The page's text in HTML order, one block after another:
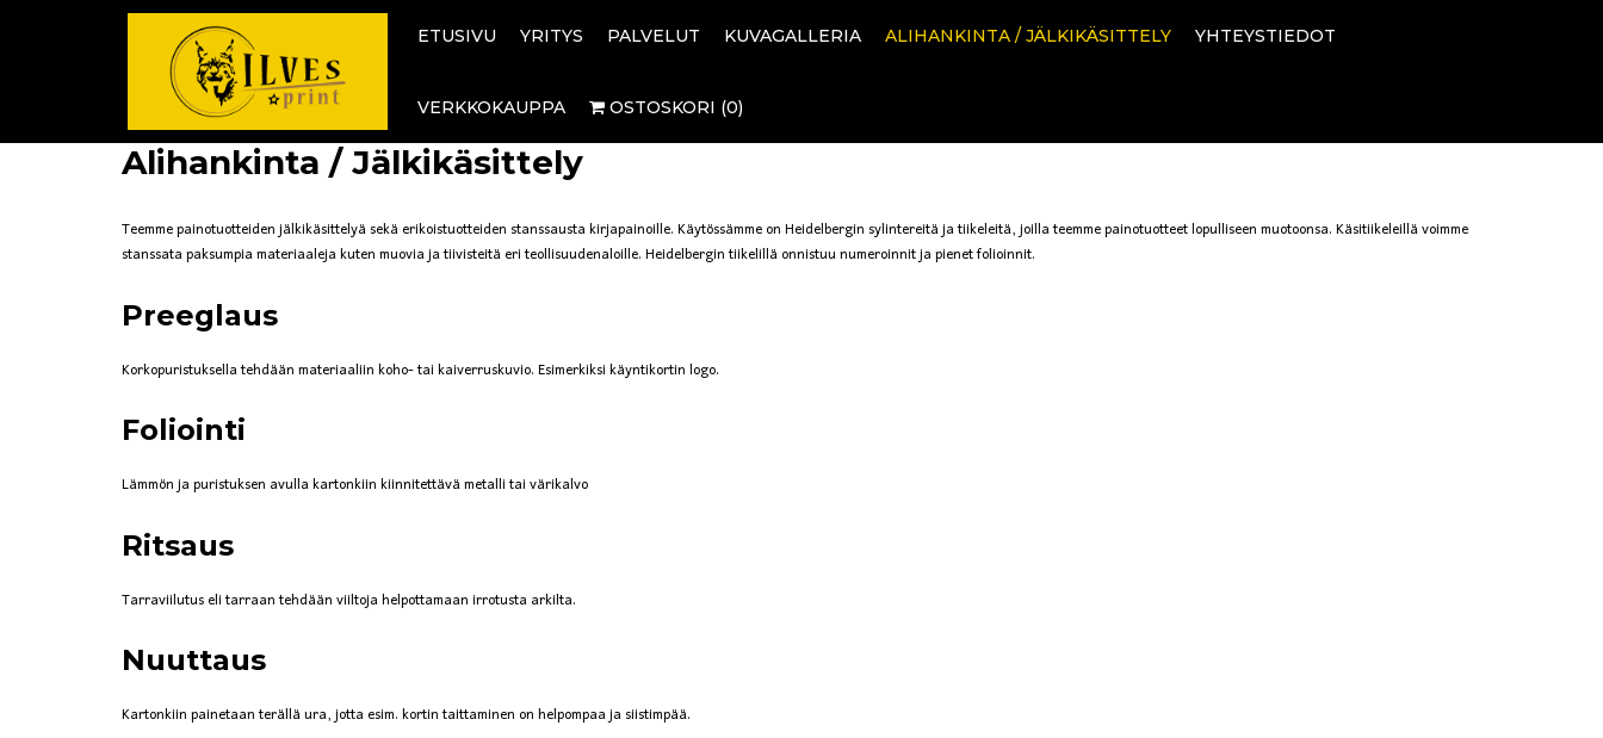
ETUSIVU YRITYS PALVELUT KUVAGALLERIA ALIHANKINTA / JÄLKIKÄSITTELY YHTEYSTIEDOT
VERKKOKAUPPA OSTOSKORI (0)
Alihankinta / Jälkikäsittely
Teemme painotuotteiden jälkikäsittelyä sekä erikoistuotteiden stanssausta kirjapainoille. Käytössämme on Heidelbergin sylintereitä ja tiikeleitä, joilla teemme painotuotteet lopulliseen muotoonsa. Käsitiikeleillä voimme
stanssata paksumpia materiaaleja kuten muovia ja tiivisteitä eri teollisuudenaloille. Heidelbergin tiikelillä onnistuu numeroinnit ja pienet folioinnit.
Preeglaus
Korkopuristuksella tehdään materiaaliin koho- tai kaiverruskuvio. Esimerkiksi käyntikortin logo.
Foliointi
Lämmön ja puristuksen avulla kartonkiin kiinnitettävä metalli tai värikalvo
Ritsaus
Tarraviilutus eli tarraan tehdään viiltoja helpottamaan irrotusta arkilta.
Nuuttaus
Kartonkiin painetaan terällä ura, jotta esim. kortin taittaminen on helpompaa ja siistimpää.